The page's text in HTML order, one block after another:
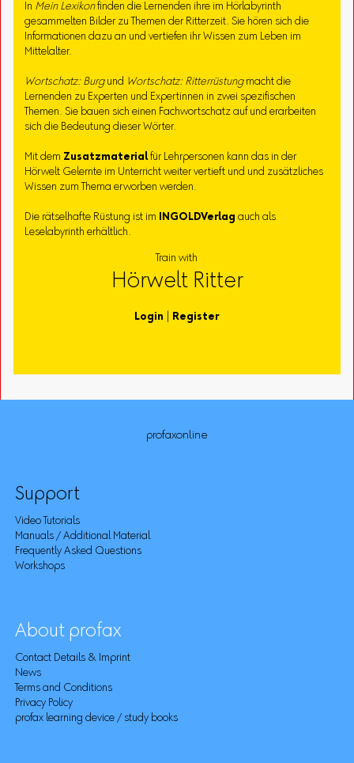
In Mein Lexikonfinden die Lernenden ihre im Hörlabyrinth
gesammelten Bilder zu Themen der Ritterzeit. Sie hören sich die
Informationen dazu an und vertiefen ihr Wissen zum Leben im
Mittelalter.
Wortschatz: Burgund Wortschatz: Ritterrüstungmacht die
Lernenden zu Experten und Expertinnen in zwei spezifischen
Themen. Sie bauen sich einen Fachwortschatz auf und erarbeiten
sich die Bedeutung dieser Wörter.
Mit dem Zusatzmaterialfür Lehrpersonen kann das in der
Hörwelt Gelernte im Unterricht weiter vertieft und und zusätzliches
Wissen zum Thema erworben werden.
Die rätselhafte Rüstung ist im INGOLDVerlag auch als
Leselabyrinth erhältlich.
Train with
Hörwelt Ritter
Login Register
profaxonline
Support
Video Tutorials
Manuals / Additional Material
Frequently Asked Questions
Workshops
About profax
Contact Details & Imprint
News
Terms and Conditions
Privacy Policy
profax learning device / study books